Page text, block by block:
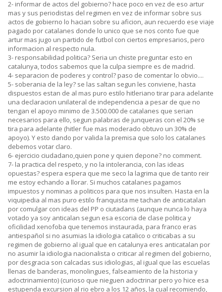
2- informar de actos del gobierno? hace poco en vez de eso artur
mas y sus periodistas del regimen en vez de informar sobre sus
actos de gobierno lo hacian sobre su aficion, aun recuerdo ese viaje
pagado por catalanes donde lo unico que se nos conto fue que
artur mas jugo un partido de futbol con ciertos empresarios, pero
informacion al respecto nula.
3- responsabilidad politica? Seria un chiste preguntar esto en
catalunya, todos sabemos que la culpa siempre es de madrid.
4- separacion de poderes y control? paso de comentar lo obvio....
5- soberania de la ley? se las saltan segun les conviene, hasta
dispuestos estan de al mas puro estilo hitleriano tirar para adelante
una declaracion unilateral de independencia a pesar de que no
tengan el apoyo minimo de 3.500.000 de catalanes que serian
necesarios para ello, segun palabras de junqueras con el 20% se
tira para adelante (hitler fue mas moderado obtuvo un 30% de
apoyo). Y esto dando por valida la premisa que solo los catalanes
debemos votar claro.
6- ejercicio ciudadano,quien pone y quien depone? no comment.
7- la practica del respeto, y no la intolerancia, con las ideas
opuestas? espera espera que me seco la lagrima que de tanto reir
me estoy echando a llorar. Si muchos catalanes pagamos
impuestos y nominas a politicos para que nos insulten. Hasta en la
viquipedia al mas puro estilo franquista me tachan de anticatalan
por comulgar con ideas del PP o ciutadans (aunque nunca lo haya
votado ya soy anticalan segun esa escoria de clase politica y
oficilidad xenofoba que tenemos instaurada, para franco eras
antiespañol si no asumias la idiologia catalico o criticabas a su
regimen de gobierno al igual que en catalunya eres anticatalan por
no asumir la idiologia nacionalista o criticar al regimen del gobierno,
por desgracia son calcadas sus idiologias, al igual que las escuelas
llenas de banderas, monolingues, falseamiento de la historia y
adoctrinamiento) (curioso que nieguen adoctrinar pero yo hice esa
estupenda excursion al rio ebro a los 12 años, la cual recomiendo,